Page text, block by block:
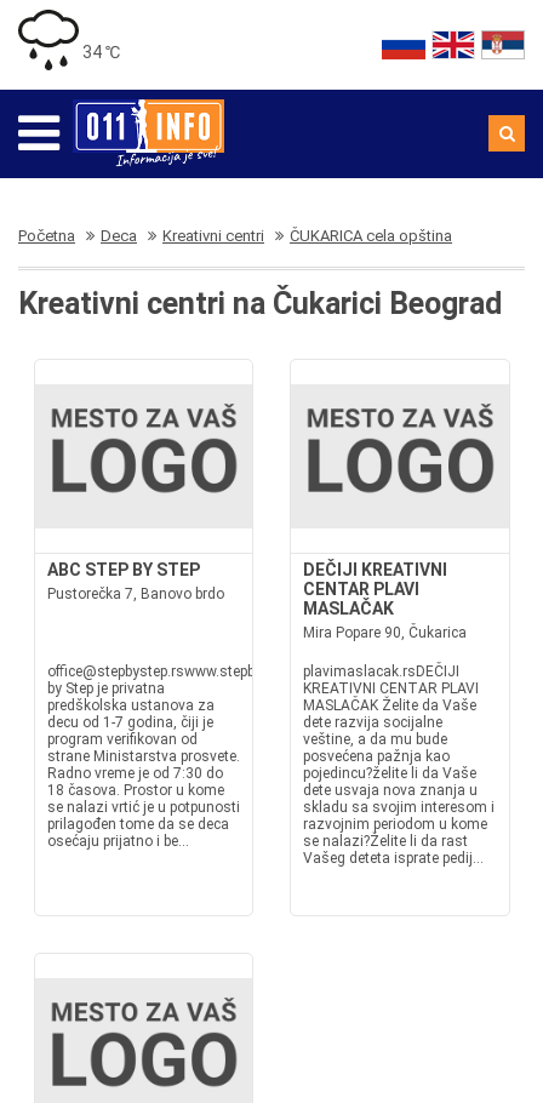
34 ℃
Početna Deca Kreativni centri ČUKARICA cela opština
Kreativni centri na Čukarici Beograd
ABC STEP BY STEP
Pustorečka 7, Banovo brdo
office@stepbystep.rswww.stepbystep.rsStep
by Step je privatna
predškolska ustanova za
decu od 1-7 godina, čiji je
program verifikovan od
strane Ministarstva prosvete.
Radno vreme je od 7:30 do
18 časova. Prostor u kome
se nalazi vrtić je u potpunosti
prilagođen tome da se deca
osećaju prijatno i be...
DEČIJI KREATIVNI
CENTAR PLAVI
MASLAČAK
Mira Popare 90, Čukarica
plavimaslacak.rsDEČIJI
KREATIVNI CENTAR PLAVI
MASLAČAK Želite da Vaše
dete razvija socijalne
veštine, a da mu bude
posvećena pažnja kao
pojedincu?želite li da Vaše
dete usvaja nova znanja u
skladu sa svojim interesom i
razvojnim periodom u kome
se nalazi?Želite li da rast
Vašeg deteta isprate pedij...